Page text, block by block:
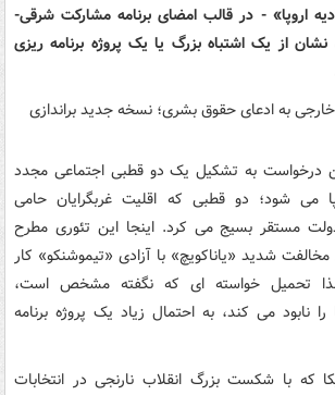
اروپا» - در قالب امضای برنامه مشارکت شرقی-
نشان از یک اشتباه بزرگ یا یک پروژه برنامه ریزی
درخواست به تشکیل یک دو قطبی اجتماعی مجدد
می شود؛ دو قطبی که اقلیت غربگرایان حامی
مستقر بسیج می کرد. اینجا این تئوری مطرح
شدید «یاناکویچ» با آزادی «تیموشنکو» کار
تحمیل خواسته ای که نگفته مشخص است،
را نابود می کند، به احتمال زیاد یک پروژه برنامه
که با شکست بزرگ انقلاب نارنجی در انتخابات